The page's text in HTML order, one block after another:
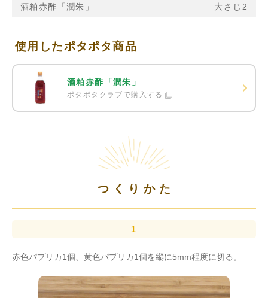
酒粕赤酢「潤朱」 大さじ2
使用したポタポタ商品
酒粕赤酢「潤朱」
ポタポタクラブで購入する
つくりかた
赤色パプリカ1個、黄色パプリカ1個を縦に5mm程度に切る。